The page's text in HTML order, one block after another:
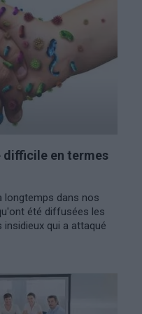
difficile en termes
longtemps dans nos
été diffusées les
qui a attaqué